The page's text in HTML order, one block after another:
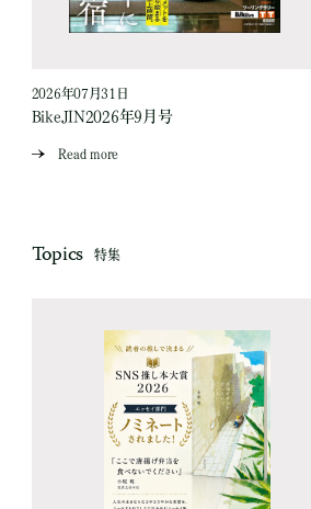
2026年07月31日
BikeJIN2026年9月号
Read more
Topics 特集